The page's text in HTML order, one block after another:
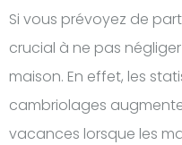
Si vous prévoyez de
crucial à ne pas
maison. En effet, les
cambriolages
vacances lorsque les